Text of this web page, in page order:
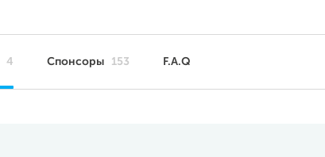
4 Спонсоры 153 F.A.Q